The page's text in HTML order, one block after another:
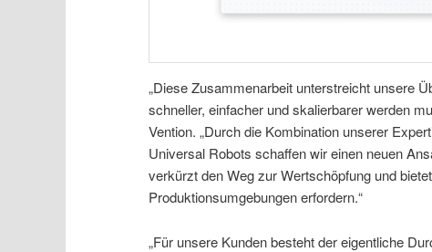
„Diese Zusammenarbeit unterstreicht unsere
schneller, einfacher und skalierbarer werden
Vention. „Durch die Kombination unserer
Universal Robots schaffen wir einen neuen
verkürzt den Weg zur Wertschöpfung und
Produktionsumgebungen erfordern.“
„Für unsere Kunden besteht der eigentliche